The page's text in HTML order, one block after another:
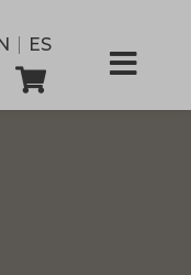
ES
Comissió
Serveis